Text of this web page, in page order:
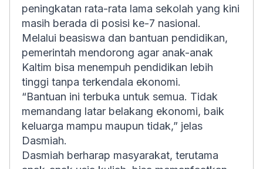
peningkatan rata-rata lama sekolah yang kini
masih berada di posisi ke-7 nasional.
Melalui beasiswa dan bantuan pendidikan,
pemerintah mendorong agar anak-anak
Kaltim bisa menempuh pendidikan lebih
tinggi tanpa terkendala ekonomi.
“Bantuan ini terbuka untuk semua. Tidak
memandang latar belakang ekonomi, baik
keluarga mampu maupun tidak,” jelas
Dasmiah.
Dasmiah berharap masyarakat, terutama